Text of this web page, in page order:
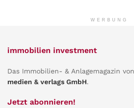
WERBUNG
immobilien investment
Das Immobilien- & Anlagemagazin von
medien & verlags GmbH.
Jetzt abonnieren!